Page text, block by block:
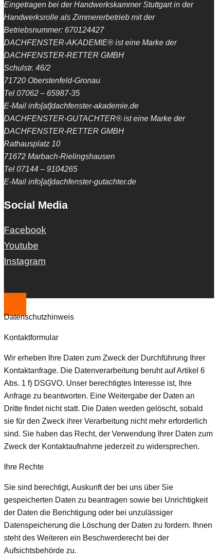
Eingetragen bei der Handwerkskammer Stuttgart in der
Handwerksrolle als Zimmererbetrieb mit der
Betriebsnummer: 670124427
DACHFENSTER-AKADEMIE® ist eine Marke der
DACHFENSTER-RETTER GMBH
Schulstr. 46/2
71720 Oberstenfeld-Gronau
Tel 07062 – 65987-35
E-Mail info[at]dachfenster-akademie.de
DACHFENSTER-GUTACHTER® ist eine Marke der
DACHFENSTER-RETTER GMBH
Rathausplatz 10
71672 Marbach-Rielingshausen
Tel 07144 – 9104265
E-Mail info[at]dachfenster-gutachter.de
Social Media
Facebook
Youtube
Instagram
Datenschutzhinweis
Kontaktformular
Wir erheben Ihre Daten zum Zweck der Durchführung Ihrer
Kontaktanfrage. Die Datenverarbeitung beruht auf Artikel 6
Abs. 1 f) DSGVO. Unser berechtigtes Interesse ist, Ihre
Anfrage zu beantworten. Eine Weitergabe der Daten an
Dritte findet nicht statt. Die Daten werden gelöscht, sobald
sie für den Zweck ihrer Verarbeitung nicht mehr erforderlich
sind. Sie haben das Recht, der Verwendung Ihrer Daten zum
Zweck der Kontaktaufnahme jederzeit zu widersprechen.
Ihre Rechte
Sie sind berechtigt, Auskunft der bei uns über Sie
gespeicherten Daten zu beantragen sowie bei Unrichtigkeit
der Daten die Berichtigung oder bei unzulässiger
Datenspeicherung die Löschung der Daten zu fordern. Ihnen
steht des Weiteren ein Beschwerderecht bei der
Aufsichtsbehörde zu.